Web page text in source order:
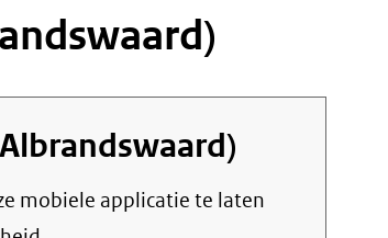
mobiele applicatie te laten